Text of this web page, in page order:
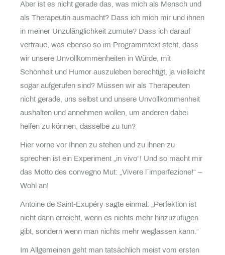
Aber ist es nicht gerade das, was mich als Mensch und
als Therapeutin ausmacht? Dass ich mich mir und ihnen
in meiner Unzulänglichkeit zumute? Dass ich darauf
vertraue, was ebenso so im Programmtext steht, dass
wir unsere Unvollkommenheiten in Würde, mit
Schönheit und Humor auszuleben berechtigt, ja vielleicht
sogar aufgerufen sind? Müssen wir als Therapeuten
nicht gerade, uns selbst und unsere Unvollkommenheit
aushalten und annehmen wollen, um anderen dabei
helfen zu können, dasselbe zu tun?
Hier vorne vor Ihnen zu stehen und zu ihnen zu
sprechen ist ein Experiment „in vivo“! Und so macht mir
das Motto des convegno Mut: „Vivere l´imperfezione!“ –
Wohl an!
Antoine de Saint-Exupéry sagte einmal: „Perfektion ist
nicht dann erreicht, wenn es nichts mehr hinzuzufügen
gibt, sondern wenn man nichts mehr weglassen kann.“
Im Allgemeinen geht man tatsächlich meist vom ersten